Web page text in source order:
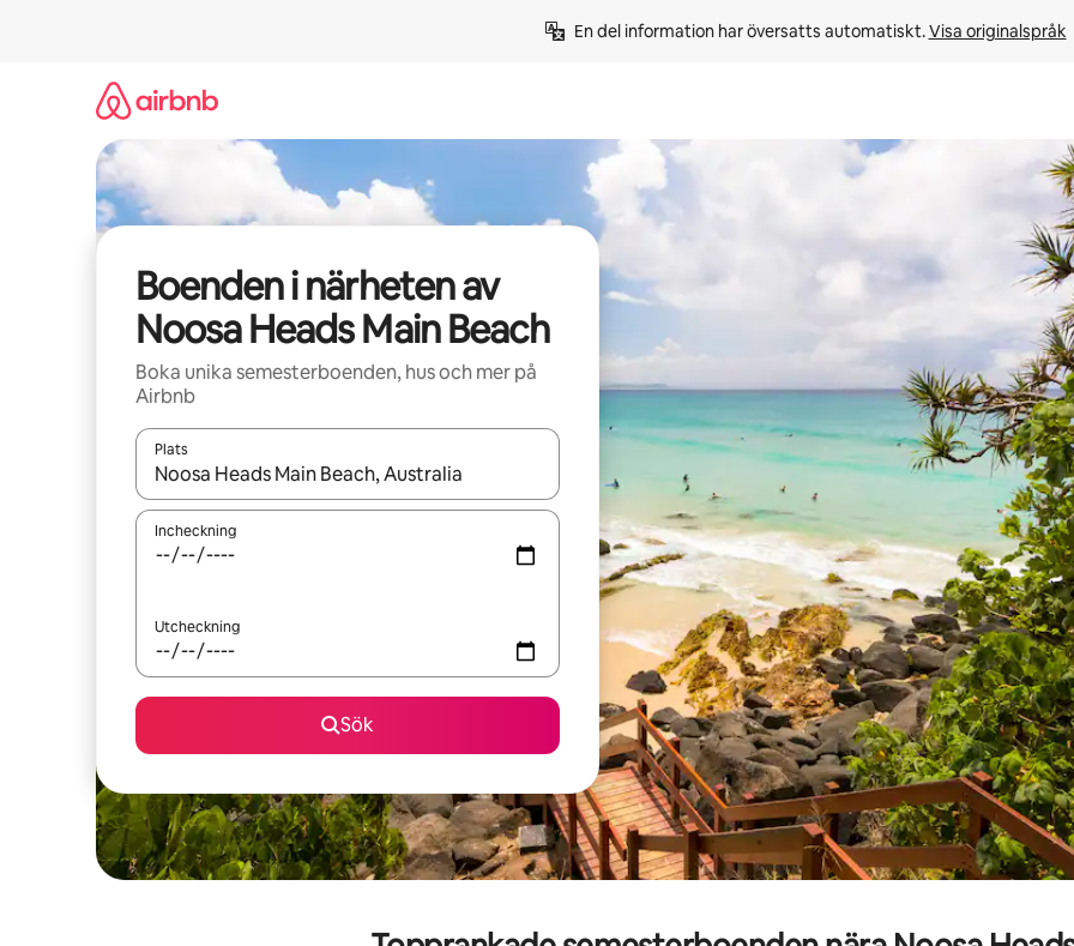
En del information har översatts automatiskt. Visa originalspråk
Boenden i närheten av
Noosa Heads Main Beach
Boka unika semesterboenden, hus och mer på
Airbnb
Plats
När resultaten är tillgängliga kan du navigera med upp- och nedåtpilarna eller utforska genom att trycka eller svepa.
Incheckning
Utcheckning
Sök